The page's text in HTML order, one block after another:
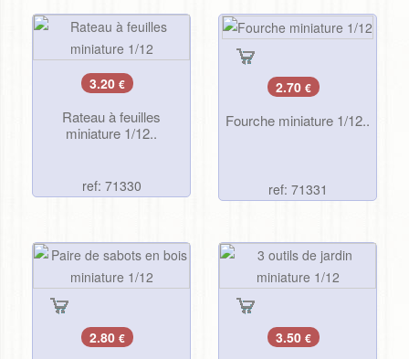
3.20 €
Rateau à feuilles
miniature 1/12..
ref: 71330
2.70 €
Fourche miniature 1/12..
ref: 71331
2.80 € 3.50 €